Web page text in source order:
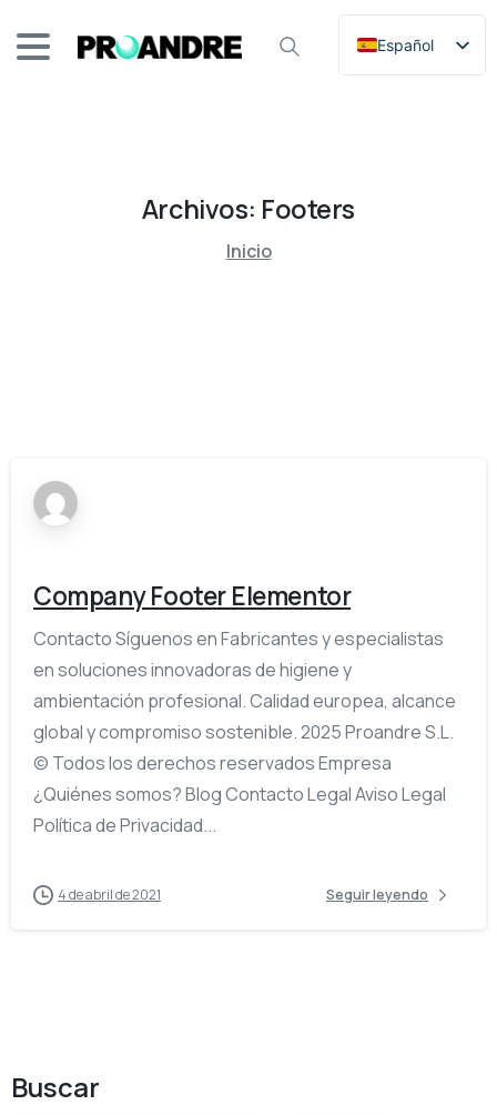
Español
English (UK)
Archivos: Footers
Inicio
Company Footer Elementor
Contacto Síguenos en Fabricantes y especialistas
en soluciones innovadoras de higiene y
ambientación profesional. Calidad europea, alcance
global y compromiso sostenible. 2025 Proandre S.L.
© Todos los derechos reservados Empresa
¿Quiénes somos? Blog Contacto Legal Aviso Legal
Política de Privacidad...
4 de abril de 2021 Seguir leyendo
Buscar